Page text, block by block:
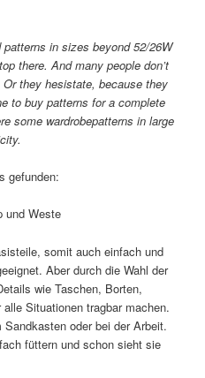
in sizes beyond 52/26W
there. And many people don’t
they hesistate, because they
to buy patterns for a complete
some wardrobepatterns in large
gefunden:
und Weste
somit auch einfach und
Aber durch die Wahl der
wie Taschen, Borten,
Situationen tragbar machen.
oder bei der Arbeit.
füttern und schon sieht sie